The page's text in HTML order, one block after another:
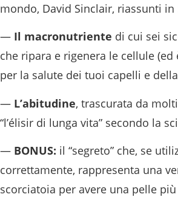
mondo, David Sinclair, riassunti
— Il macronutriente di cui sei
che ripara e rigenera le cellule
per la salute dei tuoi capelli e
— L’abitudine, trascurata da
“l’élisir di lunga vita” secondo la
— BONUS: il “segreto” che, se
correttamente, rappresenta una
scorciatoia per avere una pelle